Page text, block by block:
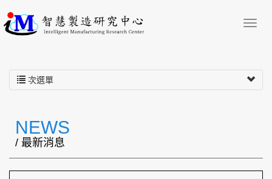
次選單
NEWS
/ 最新消息